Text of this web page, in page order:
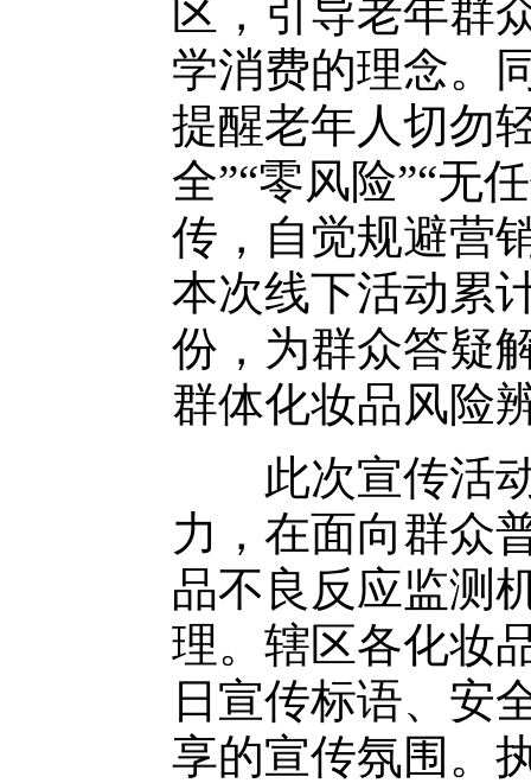
区，引导老年群
学消费的理念。
提醒老年人切勿
全”“零风险”“无
传，自觉规避营
本次线下活动累
份，为群众答疑
群体化妆品风险
此次宣传活动
力，在面向群众
品不良反应监测
理。辖区各化妆
日宣传标语、安
享的宣传氛围。